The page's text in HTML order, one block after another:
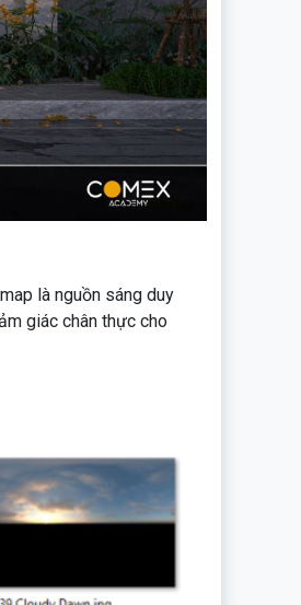
là nguồn sáng duy
giác chân thực cho